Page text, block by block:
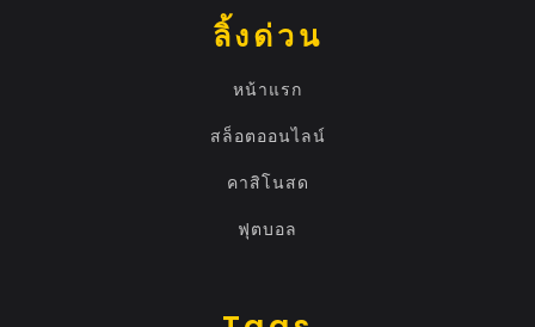
ลิ้งด่วน
หน้าแรก
สล็อตออนไลน์
คาสิโนสด
ฟุตบอล